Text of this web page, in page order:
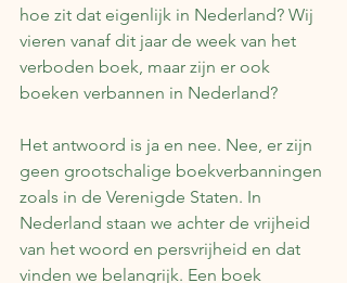
hoe zit dat eigenlijk in Nederland? Wij
vieren vanaf dit jaar de week van het
verboden boek, maar zijn er ook
boeken verbannen in Nederland?
Het antwoord is ja en nee. Nee, er zijn
geen grootschalige boekverbanningen
zoals in de Verenigde Staten. In
Nederland staan we achter de vrijheid
van het woord en persvrijheid en dat
vinden we belangrijk. Een boek